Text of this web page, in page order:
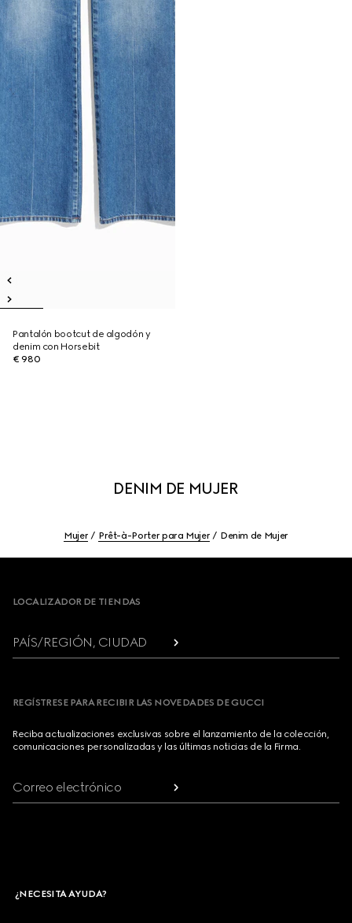
Pantalón bootcut de algodón y
denim con Horsebit
€ 980
DENIM DE MUJER
Mujer Prêt-à-Porter para Mujer Denim de Mujer
LOCALIZADOR DE TIENDAS
PAÍS/REGIÓN, CIUDAD
REGÍSTRESE PARA RECIBIR LAS NOVEDADES DE GUCCI
Reciba actualizaciones exclusivas sobre el lanzamiento de la colección,
comunicaciones personalizadas y las últimas noticias de la Firma.
Correo electrónico
¿NECESITA AYUDA?